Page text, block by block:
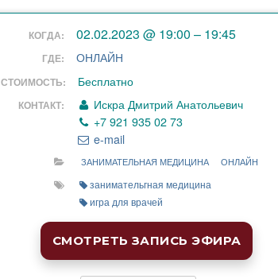
КОГДА: 02.02.2023 @ 19:00 – 19:45
ГДЕ: ОНЛАЙН
СТОИМОСТЬ: Бесплатно
КОНТАКТ:
Искра Дмитрий Анатольевич
+7 921 935 02 73
e-mail
ЗАНИМАТЕЛЬНАЯ МЕДИЦИНА ОНЛАЙН
занимательгная медицина
игра для врачей
СМОТРЕТЬ ЗАПИСЬ ЭФИРА